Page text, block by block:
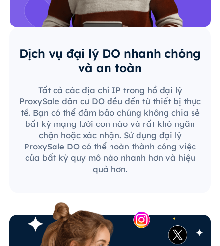
Dịch vụ đại lý DO nhanh chóng
và an toàn
Tất cả các địa chỉ IP trong hồ đại lý
ProxySale dân cư DO đều đến từ thiết bị thực
tế. Bạn có thể đảm bảo chúng không chia sẻ
bất kỳ mạng lưới con nào và rất khó ngăn
chặn hoặc xác nhận. Sử dụng đại lý
ProxySale DO có thể hoàn thành công việc
của bất kỳ quy mô nào nhanh hơn và hiệu
quả hơn.